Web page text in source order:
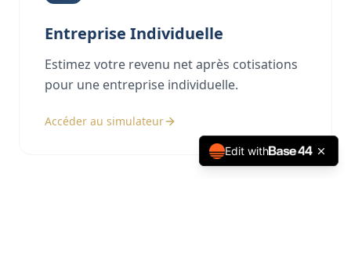
Entreprise Individuelle
Estimez votre revenu net après cotisations
pour une entreprise individuelle.
Accéder au simulateur
Edit with